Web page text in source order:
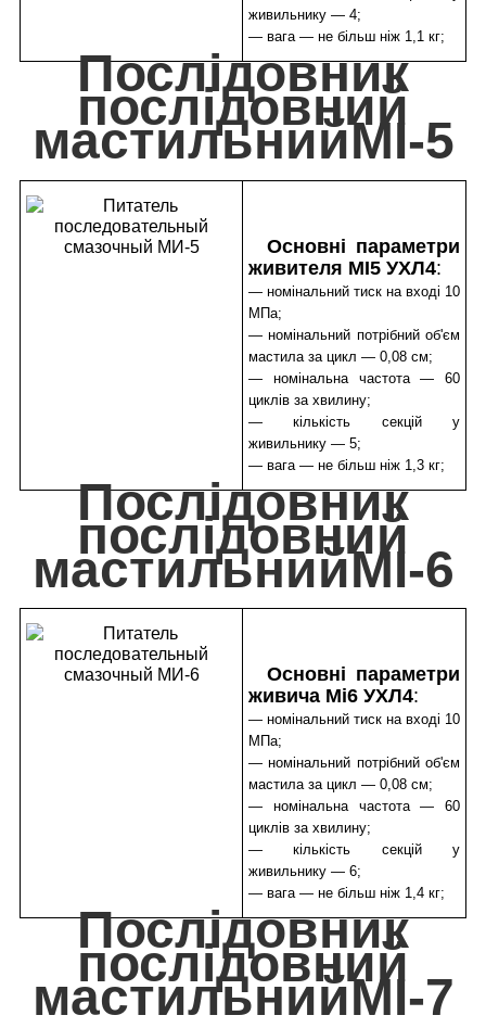
живильнику — 4;
— вага — не більш ніж 1,1 кг;
Послідовник
послідовний
мастильнийМІ-5
Основні параметри
живителя МІ5 УХЛ4:
— номінальний тиск на вході 10
МПа;
— номінальний потрібний об'єм
мастила за цикл — 0,08 см;
— номінальна частота — 60
циклів за хвилину;
— кількість секцій у
живильнику — 5;
— вага — не більш ніж 1,3 кг;
Послідовник
послідовний
мастильнийМІ-6
Основні параметри
живича Mi6 УХЛ4:
— номінальний тиск на вході 10
МПа;
— номінальний потрібний об'єм
мастила за цикл — 0,08 см;
— номінальна частота — 60
циклів за хвилину;
— кількість секцій у
живильнику — 6;
— вага — не більш ніж 1,4 кг;
Послідовник
послідовний
мастильнийМІ-7